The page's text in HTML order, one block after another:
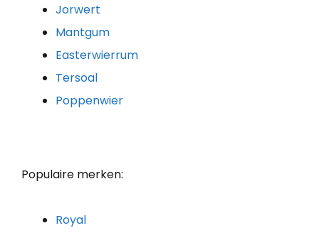
Jorwert
Mantgum
Easterwierrum
Tersoal
Poppenwier
Populaire merken:
Royal